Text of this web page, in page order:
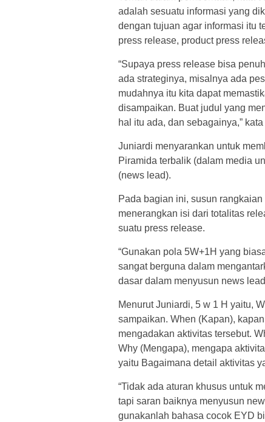
adalah sesuatu informasi yang
dengan tujuan agar informasi itu
press release, product press
“Supaya press release bisa
ada strateginya, misalnya ada
mudahnya itu kita dapat
disampaikan. Buat judul yang
hal itu ada, dan sebagainya,” kata
Juniardi menyarankan untuk
Piramida terbalik (dalam media
(news lead).
Pada bagian ini, susun
menerangkan isi dari totalitas
suatu press release.
“Gunakan pola 5W+1H yang
sangat berguna dalam
dasar dalam menyusun news
Menurut Juniardi, 5 w 1 H yaitu,
sampaikan. When (Kapan),
mengadakan aktivitas tersebut.
Why (Mengapa), mengapa
yaitu Bagaimana detail aktivitas
“Tidak ada aturan khusus untuk
tapi saran baiknya menyusun
gunakanlah bahasa cocok EYD